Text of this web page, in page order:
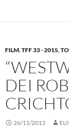
FILM,TFF 33 - 2015,
DEI
26/11/2015